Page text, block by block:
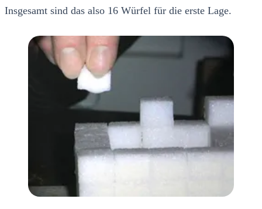
Insgesamt sind das also 16 Würfel für die erste Lage.